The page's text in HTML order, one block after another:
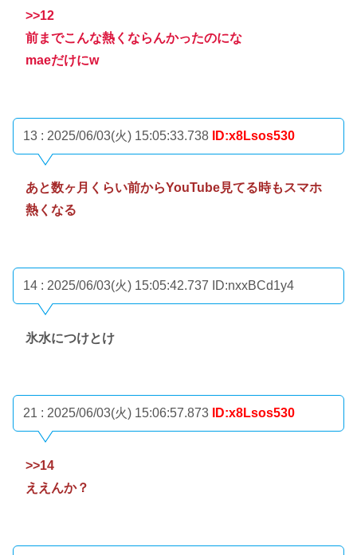
>>12
前までこんな熱くならんかったのにな
maeだけにw
13 : 2025/06/03(火) 15:05:33.738 ID:x8Lsos530
あと数ヶ月くらい前からYouTube見てる時もスマホ
熱くなる
14 : 2025/06/03(火) 15:05:42.737 ID:nxxBCd1y4
氷水につけとけ
21 : 2025/06/03(火) 15:06:57.873 ID:x8Lsos530
>>14
ええんか？